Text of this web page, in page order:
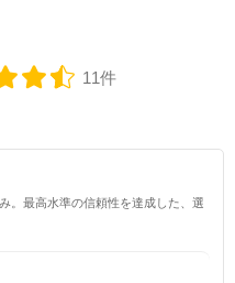
11件
。最高水準の信頼性を達成した、選